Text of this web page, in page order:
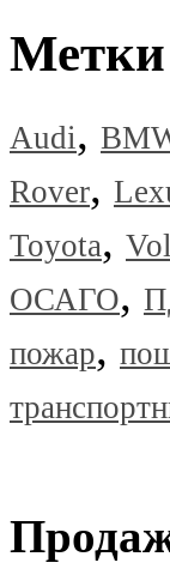
Метки
Audi,
Rover,
Toyota,
ОСАГО,
пожар,